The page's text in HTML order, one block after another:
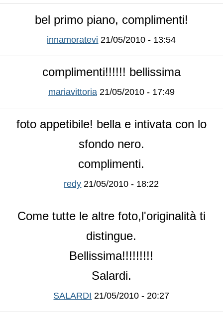
bel primo piano, complimenti!
innamoratevi 21/05/2010 - 13:54
complimenti!!!!!! bellissima
mariavittoria 21/05/2010 - 17:49
foto appetibile! bella e intivata con lo
sfondo nero.
complimenti.
redy 21/05/2010 - 18:22
Come tutte le altre foto,l'originalità ti
distingue.
Bellissima!!!!!!!!!
Salardi.
SALARDI 21/05/2010 - 20:27